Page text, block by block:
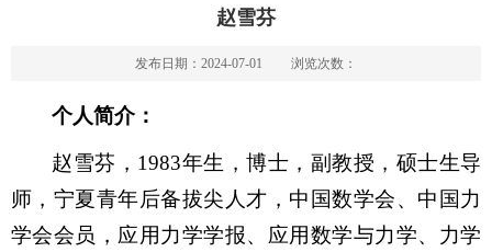
赵雪芬
发布日期：2024-07-01 浏览次数：
个人简介：
赵雪芬，1983年生，博士，副教授，硕士生导
师，宁夏青年后备拔尖人才，中国数学会、中国力
学会会员，应用力学学报、应用数学与力学、力学